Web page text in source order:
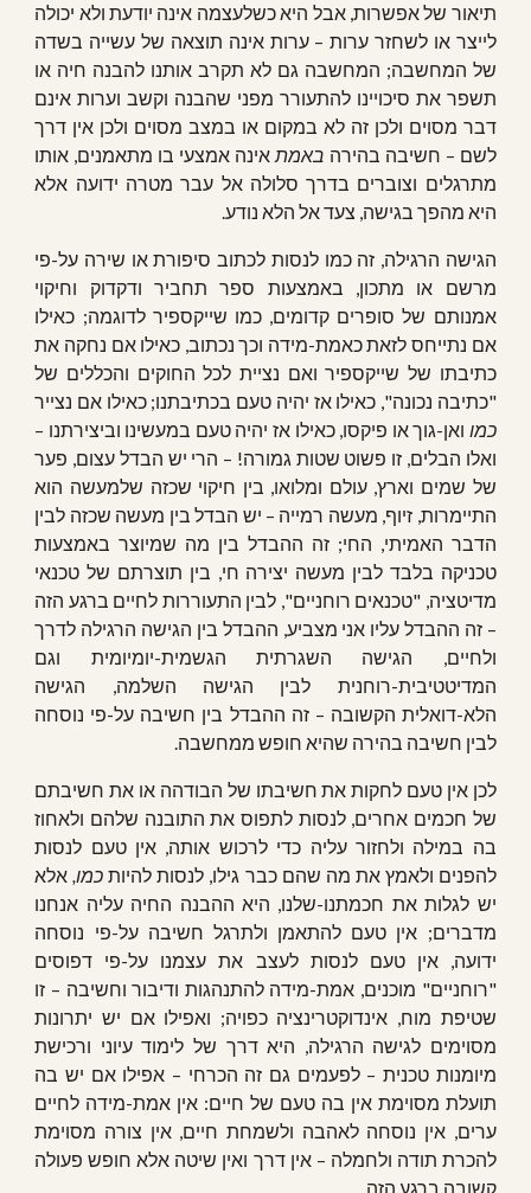
תיאור של אפשרות, אבל היא כשלעצמה אינה יודעת ולא יכולה
לייצר או לשחזר ערות – ערות אינה תוצאה של עשייה בשדה
של המחשבה; המחשבה גם לא תקרב אותנו להבנה חיה או
תשפר את סיכויינו להתעורר מפני שהבנה וקשב וערות אינם
דבר מסוים ולכן זה לא במקום או במצב מסוים ולכן אין דרך
לשם – חשיבה בהירה באמת אינה אמצעי בו מתאמנים, אותו
מתרגלים וצוברים בדרך סלולה אל עבר מטרה ידועה אלא
היא מהפך בגישה, צעד אל הלא נודע.
הגישה הרגילה, זה כמו לנסות לכתוב סיפורת או שירה על-פי
מרשם או מתכון, באמצעות ספר תחביר ודקדוק וחיקוי
אמנותם של סופרים קדומים, כמו שייקספיר לדוגמה; כאילו
אם נתייחס לזאת כאמת-מידה וכך נכתוב, כאילו אם נחקה את
כתיבתו של שייקספיר ואם נציית לכל החוקים והכללים של
"כתיבה נכונה", כאילו אז יהיה טעם בכתיבתנו; כאילו אם נצייר
כמו ואן-גוך או פיקסו, כאילו אז יהיה טעם במעשינו וביצירתנו –
ואלו הבלים, זו פשוט שטות גמורה! – הרי יש הבדל עצום, פער
של שמים וארץ, עולם ומלואו, בין חיקוי שכזה שלמעשה הוא
התיימרות, זיוף, מעשה רמייה – יש הבדל בין מעשה שכזה לבין
הדבר האמיתי, החי; זה ההבדל בין מה שמיוצר באמצעות
טכניקה בלבד לבין מעשה יצירה חי, בין תוצרתם של טכנאי
מדיטציה, "טכנאים רוחניים", לבין התעוררות לחיים ברגע הזה
– זה ההבדל עליו אני מצביע, ההבדל בין הגישה הרגילה לדרך
ולחיים, הגישה השגרתית הגשמית-יומיומית וגם
המדיטטיבית-רוחנית לבין הגישה השלמה, הגישה
הלא-דואלית הקשובה – זה ההבדל בין חשיבה על-פי נוסחה
לבין חשיבה בהירה שהיא חופש ממחשבה.
לכן אין טעם לחקות את חשיבתו של הבודהה או את חשיבתם
של חכמים אחרים, לנסות לתפוס את התובנה שלהם ולאחוז
בה במילה ולחזור עליה כדי לרכוש אותה, אין טעם לנסות
להפנים ולאמץ את מה שהם כבר גילו, לנסות להיות כמו,אלא
יש לגלות את חכמתנו-שלנו, היא ההבנה החיה עליה אנחנו
מדברים; אין טעם להתאמן ולתרגל חשיבה על-פי נוסחה
ידועה, אין טעם לנסות לעצב את עצמנו על-פי דפוסים
"רוחניים" מוכנים, אמת-מידה להתנהגות ודיבור וחשיבה – זו
שטיפת מוח, אינדוקטרינציה כפויה; ואפילו אם יש יתרונות
מסוימים לגישה הרגילה, היא דרך של לימוד עיוני ורכישת
מיומנות טכנית – לפעמים גם זה הכרחי – אפילו אם יש בה
תועלת מסוימת אין בה טעם של חיים: אין אמת-מידה לחיים
ערים, אין נוסחה לאהבה ולשמחת חיים, אין צורה מסוימת
להכרת תודה ולחמלה – אין דרך ואין שיטה אלא חופש פעולה
קשובה ברגע הזה.